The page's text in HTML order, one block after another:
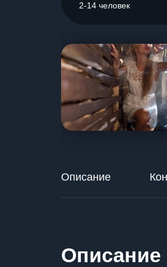
2-14 человек
Описание
Описание